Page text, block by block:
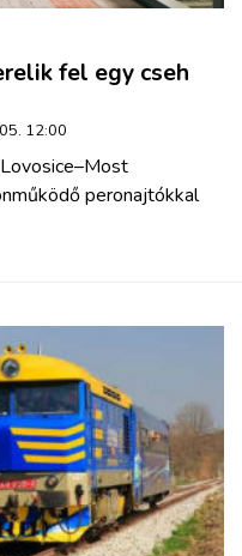
fel egy cseh
12:00
peronajtókkal